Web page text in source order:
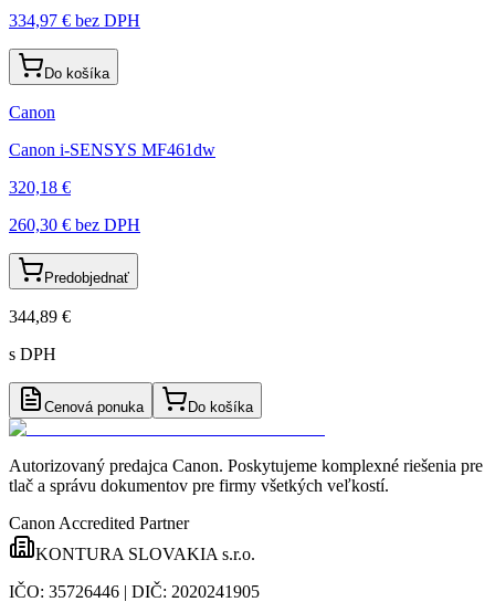
334,97 € bez DPH
Do košíka
Canon
Canon i-SENSYS MF461dw
320,18 €
260,30 € bez DPH
Predobjednať
344,89 €
s DPH
Cenová ponuka Do košíka
Autorizovaný predajca Canon. Poskytujeme komplexné riešenia pre
tlač a správu dokumentov pre firmy všetkých veľkostí.
Canon Accredited Partner
KONTURA SLOVAKIA s.r.o.
IČO: 35726446 | DIČ: 2020241905